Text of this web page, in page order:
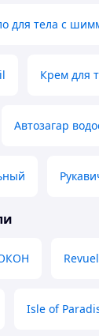
для тела с
Крем для
Автозагар
Isle of